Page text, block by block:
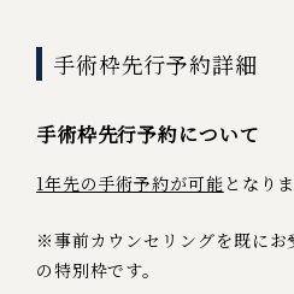
手術枠先行予約詳細
手術枠先行予約について
1年先の手術予約が可能 となりま
※事前カウンセリングを既にお
の特別枠です。